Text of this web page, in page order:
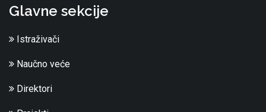
Glavne sekcije
Istraživači
Naučno veće
Direktori